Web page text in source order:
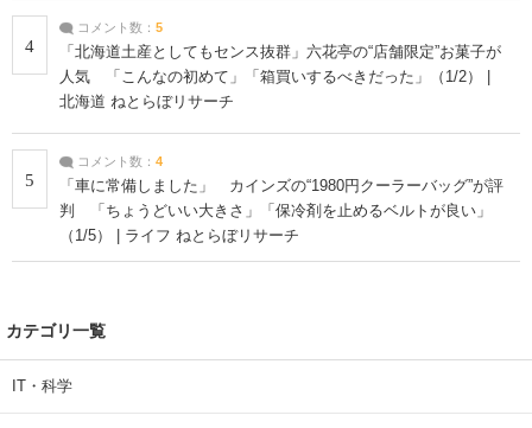
4
コメント数： 5
「北海道土産としてもセンス抜群」六花亭の“店舗限定”お菓子が
人気 「こんなの初めて」「箱買いするべきだった」（1/2） |
北海道 ねとらぼリサーチ
5
コメント数： 4
「車に常備しました」 カインズの“1980円クーラーバッグ”が評
判 「ちょうどいい大きさ」「保冷剤を止めるベルトが良い」
（1/5） | ライフ ねとらぼリサーチ
カテゴリ一覧
IT・科学